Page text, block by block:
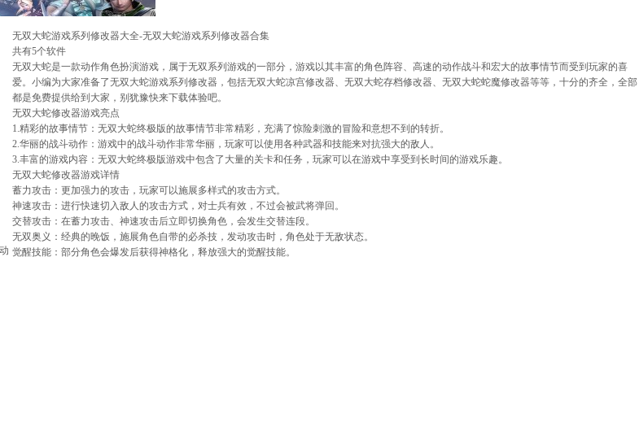
无双大蛇游戏系列修改器大全-无双大蛇游戏系列修改器合集
共有5个软件
无双大蛇是一款动作角色扮演游戏，属于无双系列游戏的一部分，游戏以其丰富的角色阵容、高速的动作战斗和宏大的故事情节而受到玩家的喜
爱。小编为大家准备了无双大蛇游戏系列修改器，包括无双大蛇凉宫修改器、无双大蛇存档修改器、无双大蛇蛇魔修改器等等，十分的齐全，全部
都是免费提供给到大家，别犹豫快来下载体验吧。
无双大蛇修改器游戏亮点
1.精彩的故事情节：无双大蛇终极版的故事情节非常精彩，充满了惊险刺激的冒险和意想不到的转折。
2.华丽的战斗动作：游戏中的战斗动作非常华丽，玩家可以使用各种武器和技能来对抗强大的敌人。
3.丰富的游戏内容：无双大蛇终极版游戏中包含了大量的关卡和任务，玩家可以在游戏中享受到长时间的游戏乐趣。
无双大蛇修改器游戏详情
蓄力攻击：更加强力的攻击，玩家可以施展多样式的攻击方式。
神速攻击：进行快速切入敌人的攻击方式，对士兵有效，不过会被武将弹回。
交替攻击：在蓄力攻击、神速攻击后立即切换角色，会发生交替连段。
无双奥义：经典的晚饭，施展角色自带的必杀技，发动攻击时，角色处于无敌状态。
觉醒技能：部分角色会爆发后获得神格化，释放强大的觉醒技能。